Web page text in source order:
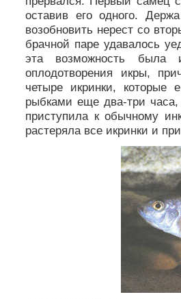
оставив его одного.
возобновить нерест со
брачной паре удавалось
эта возможность была
оплодотворения икры,
четыре икринки,
рыбками еще два-три часа,
приступила к обычному
растеряла все икринки и